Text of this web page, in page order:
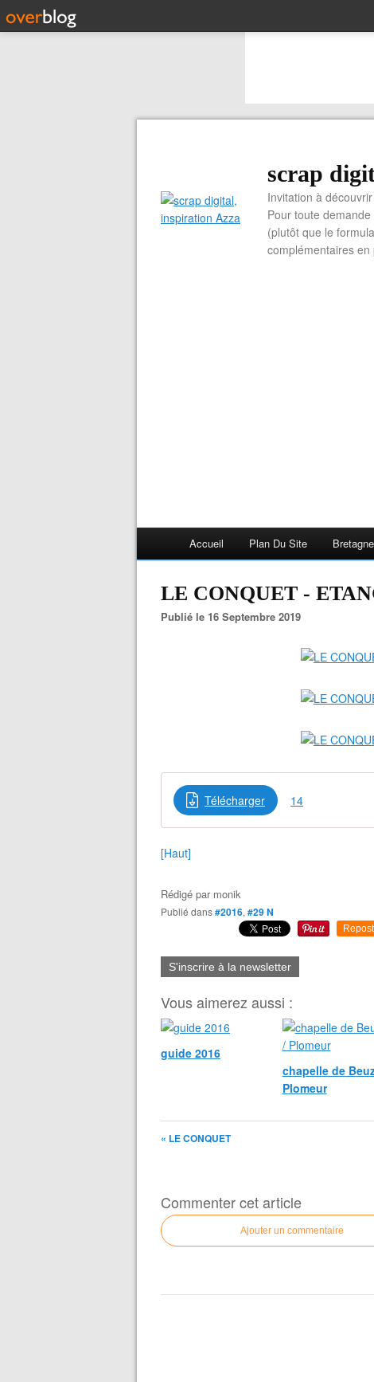
scrap
Invitation à
Pour toute
(plutôt que le
complémentaires
Accueil Plan Du Site Bretagne
LE CONQUET -
Publié le 16 Septembre 2019
Télécharger 14
[Haut]
Rédigé par monik
Publié dans#2016, #29 N
Repost
S'inscrire à la newsletter
Vous aimerez aussi :
guide 2016
chapelle de
Plomeur
« LE CONQUET
Commenter cet article
Ajouter un commentaire